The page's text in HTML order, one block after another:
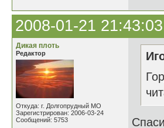
2008-01-21 21:43:03
Дикая плоть
Редактор
Откуда: г. Долгопрудный МО
Зарегистрирован: 2006-03-24
Сообщений: 5753